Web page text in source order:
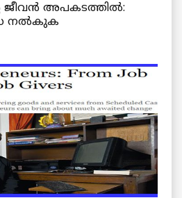
ജീവൻ അപകടത്തിൽ:
നൽകുക